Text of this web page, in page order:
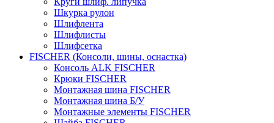
Шкурка рулон
Шлифлента
Шлифлисты
Шлифсетка
FISCHER (Консоли, шины, оснастка)
Консоль ALK FISCHER
Крюки FISCHER
Монтажная шина FISCHER
Монтажная шина Б/У
Монтажные элементы FISCHER